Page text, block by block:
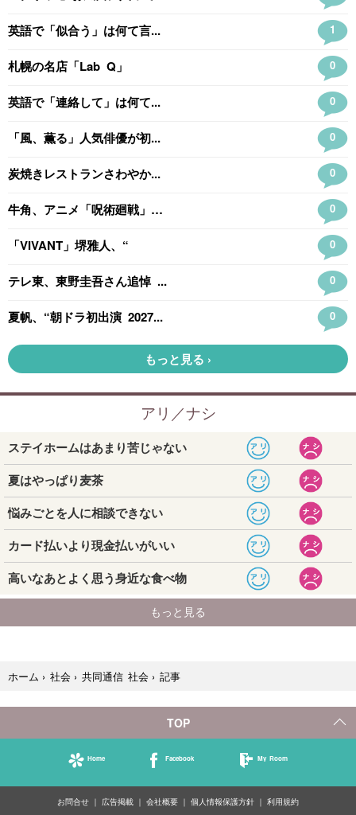
ホーム › 社会 › 共同通信 社会 › 記事
TOP
Home Facebook My Room
お問合せ 広告掲載 会社概要 個人情報保護方針 利用規約